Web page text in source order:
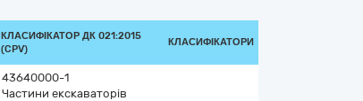
КЛАСИФІКАТОР ДК 021:2015
(CPV)
КЛАСИФІКАТОРИ
43640000-1
Частини екскаваторів